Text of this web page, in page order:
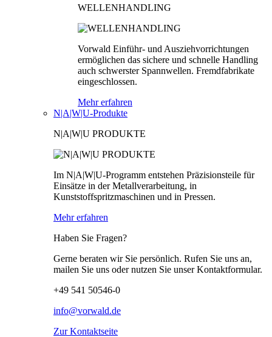
WELLENHANDLING
Vorwald Einführ- und Ausziehvorrichtungen
ermöglichen das sichere und schnelle Handling
auch schwerster Spannwellen. Fremdfabrikate
eingeschlossen.
Mehr erfahren
N|A|W|U-Produkte
N|A|W|U PRODUKTE
Im N|A|W|U-Programm entstehen Präzisionsteile für
Einsätze in der Metallverarbeitung, in
Kunststoffspritzmaschinen und in Pressen.
Mehr erfahren
Haben Sie Fragen?
Gerne beraten wir Sie persönlich. Rufen Sie uns an,
mailen Sie uns oder nutzen Sie unser Kontaktformular.
+49 541 50546-0
info@vorwald.de
Zur Kontaktseite